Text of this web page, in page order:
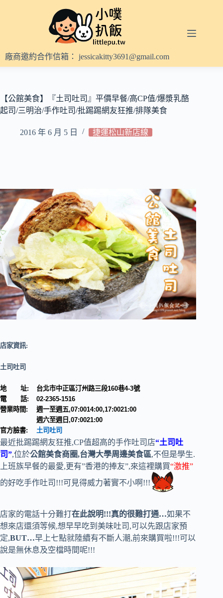
內
容
廠商邀約合作信箱： jessicakitty3691@gmail.com
【公館美食】『土司吐司』平價早餐/高CP值/爆漿乳酪
起司/三明治/手作吐司/批踢踢網友狂推/排隊美食
2016 年 6 月 5 日 捷運松山新店線
店家資訊:
土司吐司
地 址:
台北市中正區汀州路三段160巷4-3號
電 話:
02-2365-1516
營業時間:
週一至週五,07:0014:00,17:0021:00
週六至週日,07:0021:00
官方臉書:
土司吐司
最近批踢踢網友狂推,CP值超高的手作吐司店“土司吐
司”,位於公館美食商圈,台灣大學周邊美食區,不但是學生.
上班族早餐的最愛,更有”香港的捧友”,來這裡購買“激推”
的好吃手作吐司!!!可見得威力著實不小啊!!!
店家的電話十分難打 在此說明!!!真的很難打通…如果不
想來店還須等候,想早早吃到美味吐司,可以先跟店家預
定,BUT…早上七點就陸續有不斷人潮,前來購買啦!!!可以
說是無休息及空檔時間呢!!!